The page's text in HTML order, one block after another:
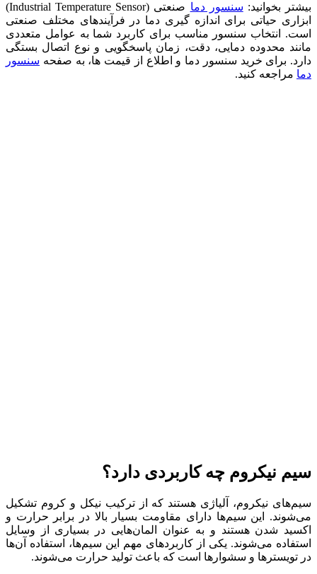
بیشتر بخوانید: سنسور دما
صنعتی (Industrial Temperature Sensor)
ابزاری حیاتی برای اندازه‌ گیری دما در فرآیندهای مختلف صنعتی
است. انتخاب سنسور مناسب برای کاربرد شما به عوامل متعددی
مانند محدوده دمایی، دقت، زمان پاسخگویی و نوع اتصال بستگی
دارد. برای خرید سنسور دما و اطلاع از قیمت ها، به صفحه سنسور
دما مراجعه کنید.
سیم نیکروم چه کاربردی دارد؟
سیم‌های نیکروم، آلیاژی هستند که از ترکیب نیکل و کروم تشکیل
می‌شوند. این سیم‌ها دارای مقاومت بسیار بالا در برابر حرارت و
اکسید شدن هستند و به عنوان المان‌هایی در بسیاری از وسایل
استفاده می‌شوند. یکی از کاربردهای مهم این سیم‌ها، استفاده آن‌ها
در تویسترها و سشوارها است که باعث تولید حرارت می‌شوند.